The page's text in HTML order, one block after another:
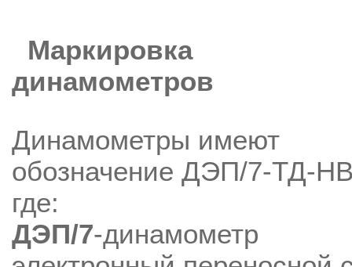
Маркировка
динамометров
Динамометры имеют
обозначение ДЭП/7-ТД-
где:
ДЭП/7-динамометр